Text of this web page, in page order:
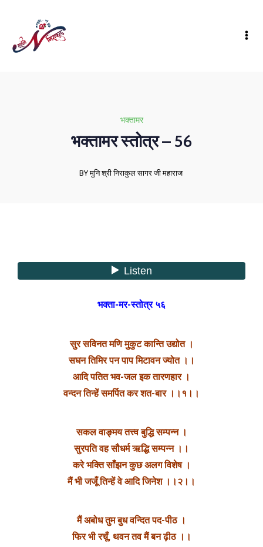
भक्तामर
भक्तामर स्तोत्र – 56
BY मुनि श्री निराकुल सागर जी महाराज
भक्ता-मर-स्तोत्र ५६
सुर सविनत मणि मुकुट कान्ति उद्योत ।
सघन तिमिर पन पाप मिटावन ज्योत ।।
आदि पतित भव-जल इक तारणहार ।
वन्दन तिन्हें समर्पित कर शत-बार ।।१।।
सकल वाङ्मय तत्त्व बुद्धि सम्पन्न ।
सुरपति वह सौधर्म ऋद्धि सम्पन्न ।।
करे भक्ति साँझन कुछ अलग विशेष ।
मैं भी जजूँ तिन्हें वे आदि जिनेश ।।२।।
मैं अबोध तुम बुध वन्दित पद-पीठ ।
फिर भी रचूँ, थवन तव मैं बन ढ़ीठ ।।